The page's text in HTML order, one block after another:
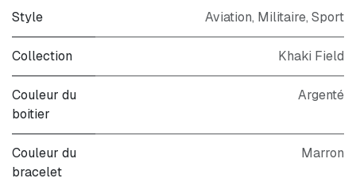
Style Aviation, Militaire, Sport
Collection Khaki Field
Couleur du
boitier
Argenté
Couleur du
bracelet
Marron